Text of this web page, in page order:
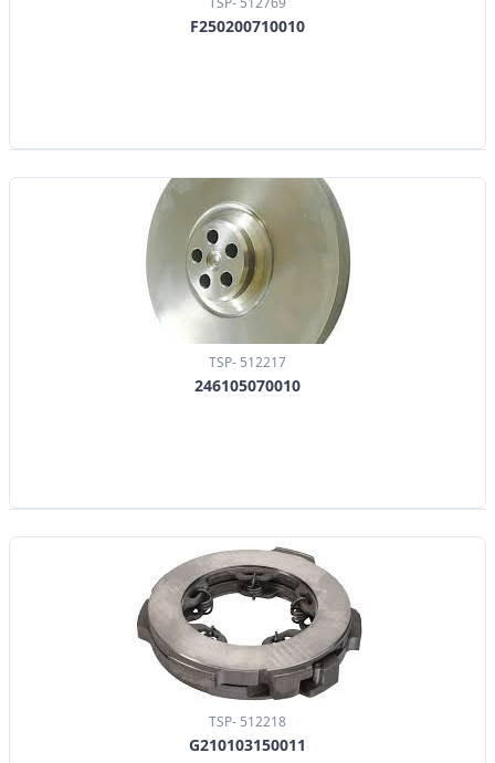
F250200710010
TSP- 512217
246105070010
TSP- 512218
G210103150011